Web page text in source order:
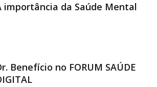
importância da Saúde Mental
Benefício no FORUM SAÚDE